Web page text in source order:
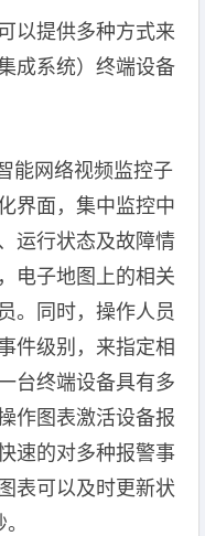
以提供多种方式来
成系统）终端设备
能网络视频监控子
界面，集中监控中
运行状态及故障情
电子地图上的相关
。同时，操作人员
件级别，来指定相
台终端设备具有多
作图表激活设备报
速的对多种报警事
表可以及时更新状